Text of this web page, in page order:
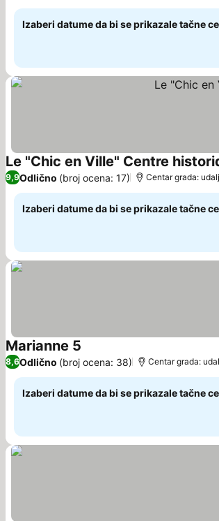
Izaberi datume da bi se prikazale tačne
Le "Chic en Ville" Centre
9,9Odlično (broj ocena: 17) Centar grada:
Izaberi datume da bi se prikazale tačne
Marianne 5 Pogledaj cene
8,6Odlično (broj ocena: 38) Centar grada:
Izaberi datume da bi se prikazale tačne